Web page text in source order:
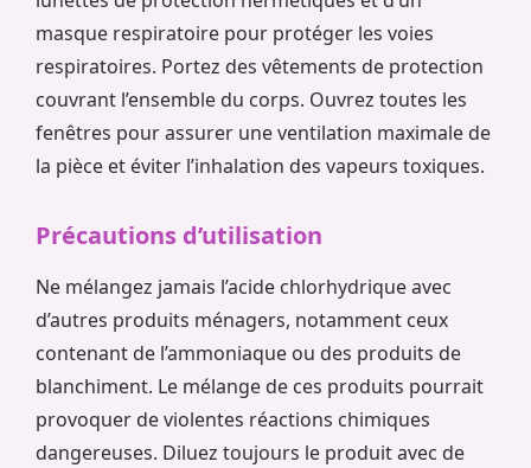
masque respiratoire pour protéger les voies
respiratoires. Portez des vêtements de protection
couvrant l’ensemble du corps. Ouvrez toutes les
fenêtres pour assurer une ventilation maximale de
la pièce et éviter l’inhalation des vapeurs toxiques.
Précautions d’utilisation
Ne mélangez jamais l’acide chlorhydrique avec
d’autres produits ménagers, notamment ceux
contenant de l’ammoniaque ou des produits de
blanchiment. Le mélange de ces produits pourrait
provoquer de violentes réactions chimiques
dangereuses. Diluez toujours le produit avec de